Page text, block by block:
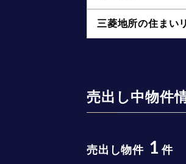
三菱地所の住まい
売出し中物件
売出し物件 1 件